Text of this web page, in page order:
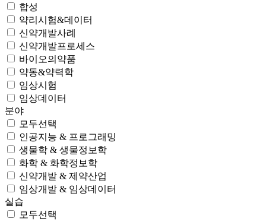
합성
약리시험&데이터
신약개발사례
신약개발프로세스
바이오의약품
약동&약력학
임상시험
임상데이터
분야
모두선택
인공지능 & 프로그래밍
생물학 & 생물정보학
화학 & 화학정보학
신약개발 & 제약산업
임상개발 & 임상데이터
실습
모두선택